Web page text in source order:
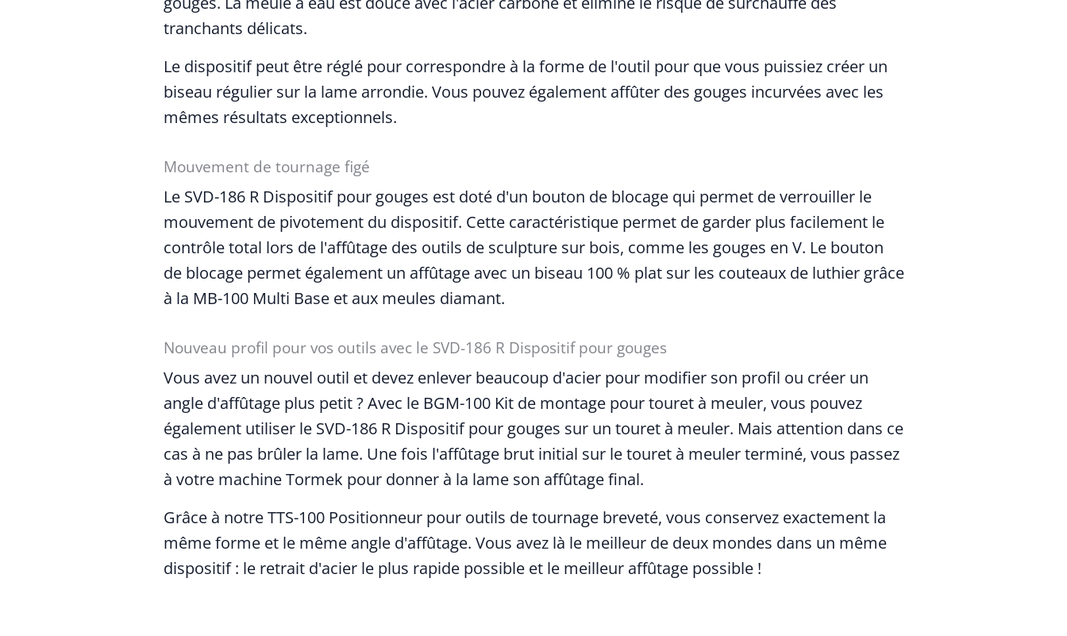
tranchants délicats.
Le dispositif peut être réglé pour correspondre à la forme de l'outil pour que vous puissiez créer un
biseau régulier sur la lame arrondie. Vous pouvez également affûter des gouges incurvées avec les
mêmes résultats exceptionnels.
Mouvement de tournage figé
Le SVD-186 R Dispositif pour gouges est doté d'un bouton de blocage qui permet de verrouiller le
mouvement de pivotement du dispositif. Cette caractéristique permet de garder plus facilement le
contrôle total lors de l'affûtage des outils de sculpture sur bois, comme les gouges en V. Le bouton
de blocage permet également un affûtage avec un biseau 100 % plat sur les couteaux de luthier grâce
à la MB-100 Multi Base et aux meules diamant.
Nouveau profil pour vos outils avec le SVD-186 R Dispositif pour gouges
Vous avez un nouvel outil et devez enlever beaucoup d'acier pour modifier son profil ou créer un
angle d'affûtage plus petit ? Avec le BGM-100 Kit de montage pour touret à meuler, vous pouvez
également utiliser le SVD-186 R Dispositif pour gouges sur un touret à meuler. Mais attention dans ce
cas à ne pas brûler la lame. Une fois l'affûtage brut initial sur le touret à meuler terminé, vous passez
à votre machine Tormek pour donner à la lame son affûtage final.
Grâce à notre TTS-100 Positionneur pour outils de tournage breveté, vous conservez exactement la
même forme et le même angle d'affûtage. Vous avez là le meilleur de deux mondes dans un même
dispositif : le retrait d'acier le plus rapide possible et le meilleur affûtage possible !